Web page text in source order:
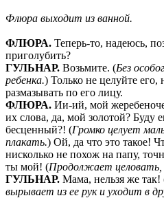
Флюра выходит из ванной.
ФЛЮРА. Теперь-то, надеюсь,
приголубить?
ГУЛЬНАР. Возьмите. (Без
ребенка.) Только не целуйте его,
размазывать по его лицу.
ФЛЮРА. Ии-ий, мой
их слова, да, мой золотой? Буду
бесценный?! (Громко целует
плакать.) Ой, да что это такое!
нисколько не похож на папу,
ты мой! (Продолжает
ГУЛЬНАР. Мама, нельзя же так!
вырывает из ее рук и уходит в